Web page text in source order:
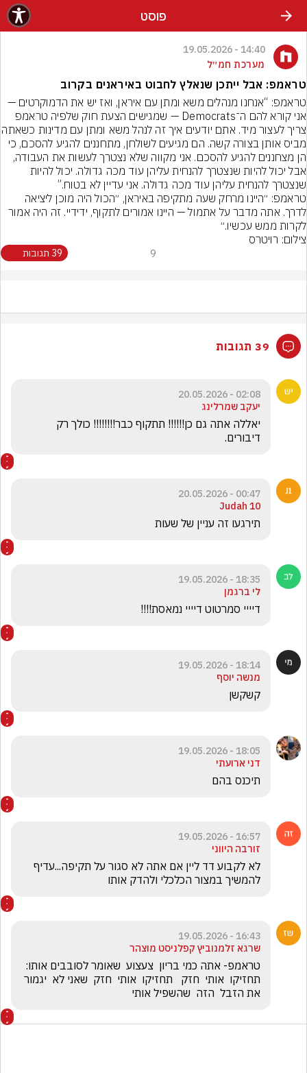
פוסט
14:40 - 19.05.2026
מערכת חמ״ל
טראמפ: אבל ייתכן שנאלץ לחבוט באיראנים בקרוב
שנצטרך להנחית עליהן עוד מכה גדולה. אני עדיין לא בטוח.”
לקרות ממש עכשיו.״
צילום: רויטרס
9 39 תגובות
39 תגובות
02:08 - 20.05.2026
יעקב שמרלינג
דיבורים.
00:47 - 20.05.2026
Judah 10
תירגעו זה עניין של שעות
18:35 - 19.05.2026
לי ברגמן
דיייי סמרטוט דיייי נמאסת!!!!
18:14 - 19.05.2026
מנשה יוסף
קשקשן
18:05 - 19.05.2026
דני ארועתי
תיכנס בהם
16:57 - 19.05.2026
זורבה היווני
להמשיך במצור הכלכלי ולהדק אותו
16:43 - 19.05.2026
שרגא זלמנוביץ קפלניסט מוצהר
את הזבל  הזה  שהשפיל אותי